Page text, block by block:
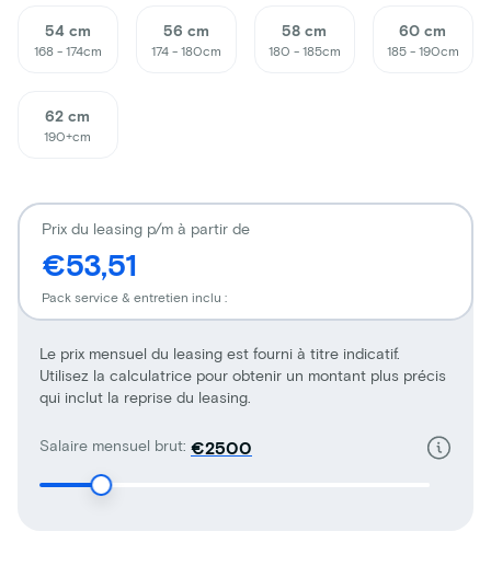
54 cm
168 - 174cm
56 cm
174 - 180cm
58 cm
180 - 185cm
60 cm
185 - 190cm
62 cm
190+cm
Salaire mensuel brut: €
Le prix mensuel du leasing est fourni à titre indicatif.
Utilisez la calculatrice pour obtenir un montant plus précis
qui inclut la reprise du leasing.
Prix du leasing p/m à partir de
€53,51
Pack service & entretien inclu :